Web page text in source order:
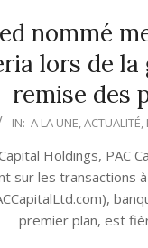
nommé
lors de la
remise des
IN: A LA UNE,ACTUALITÉ,
Holdings, PAC
sur les transactions
premier plan, est